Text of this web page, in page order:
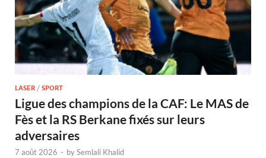
LASER / SPORT
Ligue des champions de la CAF: Le MAS de
Fès et la RS Berkane fixés sur leurs
adversaires
7 août 2026 - bySemlali Khalid